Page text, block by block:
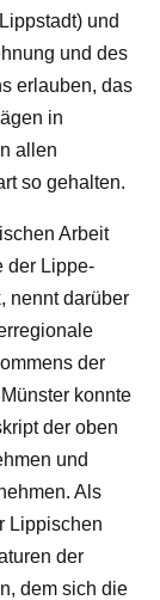
und
und des
erlauben, das
in
allen
so gehalten.
Arbeit
der Lippe-
nennt darüber
der
konnte
der oben
und
Als
Lippischen
der
dem sich die